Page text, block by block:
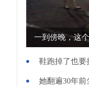
一到傍晚，这